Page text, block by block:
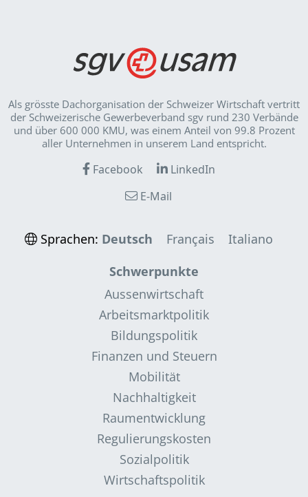
Als grösste Dachorganisation der Schweizer Wirt­schaft vertritt
der Schweizerische Gewerbeverband sgv rund 230 Verbände
und über 600 000 KMU, was einem Anteil von 99.8 Prozent
aller Unternehmen in unserem Land entspricht.
Facebook
LinkedIn
E-Mail
Sprachen: Deutsch Français
Italiano
Schwerpunkte
Aussenwirtschaft
Arbeitsmarktpolitik
Bildungspolitik
Finanzen und Steuern
Mobilität
Nachhaltigkeit
Raumentwicklung
Regulierungskosten
Sozialpolitik
Wirtschaftspolitik